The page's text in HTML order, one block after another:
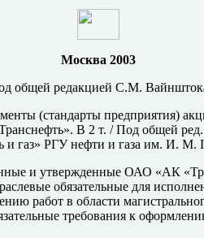
Москва 2003
общей редакцией С.М.
(стандарты предприятия)
В 2 т. / Под общей
газ» РГУ нефти и газа им. И. М.
и утвержденные ОАО «АК
обязательные для
работ в области
требования к